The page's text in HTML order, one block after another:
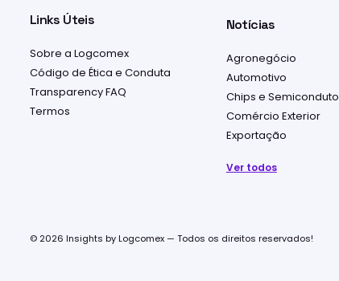
Links Úteis
Sobre a Logcomex
Código de Ética e Conduta
Transparency FAQ
Termos
Notícias
Agronegócio
Automotivo
Chips e
Comércio Exterior
Exportação
Ver todos
© 2026 Insights by Logcomex — Todos os direitos reservados!